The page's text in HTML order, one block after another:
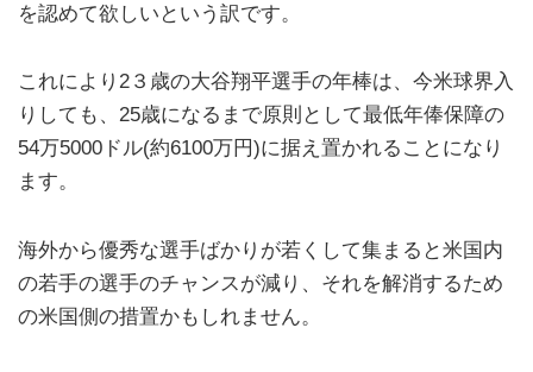
を認めて欲しいという訳です。
これにより2３歳の大谷翔平選手の年棒は、今米球界入
りしても、25歳になるまで原則として最低年俸保障の
54万5000ドル(約6100万円)に据え置かれることになり
ます。
海外から優秀な選手ばかりが若くして集まると米国内
の若手の選手のチャンスが減り、それを解消するため
の米国側の措置かもしれません。